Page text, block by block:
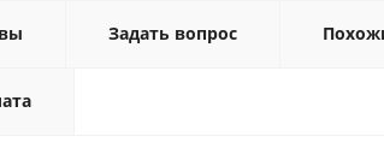
Задать вопрос